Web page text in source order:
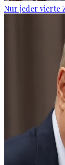
Nur jeder vierte